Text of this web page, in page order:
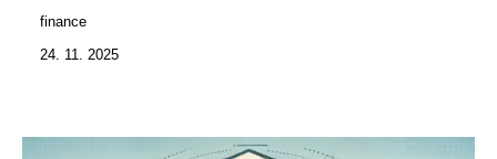
finance
24. 11. 2025